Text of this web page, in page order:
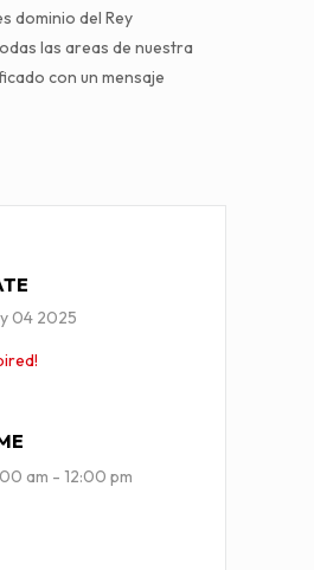
dominio del Rey
las areas de nuestra
con un mensaje
04 2025
am - 12:00 pm